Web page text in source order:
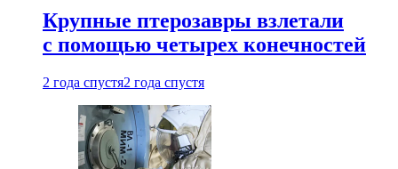
Крупные птерозавры взлетали
с помощью четырех конечностей
2 года спустя2 года спустя